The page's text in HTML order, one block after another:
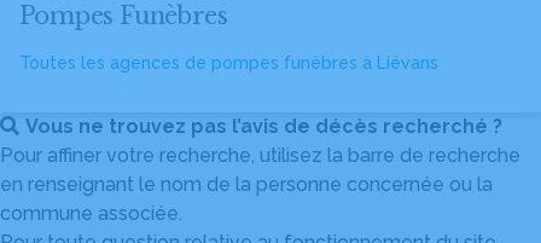
Pompes Funèbres
Toutes les agences de pompes funèbres à Liévans
Vous ne trouvez pas l’avis de décès recherché ?
Pour affiner votre recherche, utilisez la barre de recherche
en renseignant le nom de la personne concernée ou la
commune associée.